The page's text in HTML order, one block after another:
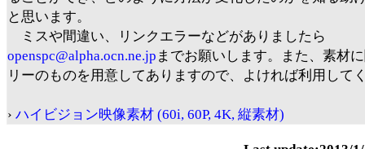
と思います。
ミスや間違い、リンクエラーなどがありましたら
openspc@alpha.ocn.ne.jp までお願いします。また、素材
リーのものを用意してありますので、よければ利用して
› ハイビジョン映像素材 (60i, 60P, 4K, 縦素材)